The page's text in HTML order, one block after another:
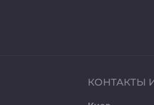
КОНТАКТЫ